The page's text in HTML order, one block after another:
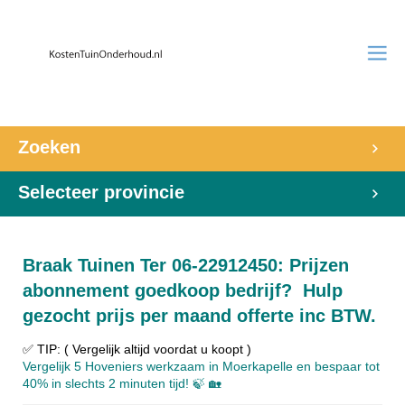
Zoeken
Selecteer provincie
Braak Tuinen Ter 06-22912450: Prijzen
abonnement goedkoop bedrijf? Hulp
gezocht prijs per maand offerte inc BTW.
✅ TIP: ( Vergelijk altijd voordat u koopt )
Vergelijk 5 Hoveniers werkzaam in Moerkapelle en bespaar tot
40% in slechts 2 minuten tijd! 🍃 🏡